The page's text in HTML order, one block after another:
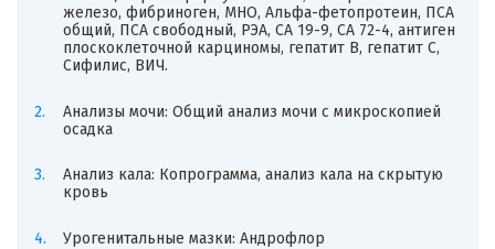
железо, фибриноген, МНО, Альфа-фетопротеин, ПСА
общий, ПСА свободный, РЭА, СА 19-9, СА 72-4, антиген
плоскоклеточной карциномы, гепатит В, гепатит С,
Сифилис, ВИЧ.
Анализы мочи: Общий анализ мочи с микроскопией
осадка
Анализ кала: Копрограмма, анализ кала на скрытую
кровь
Урогенитальные мазки: Андрофлор